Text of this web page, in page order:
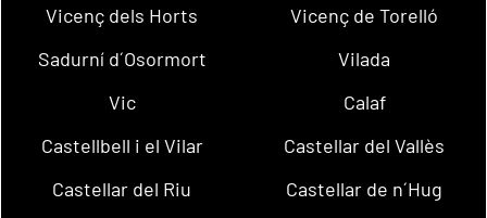
Vicenç dels Horts
Vicenç de Torelló
Sadurní d´Osormort
Vilada
Vic
Calaf
Castellbell i el Vilar
Castellar del Vallès
Castellar del Riu
Castellar de n´Hug